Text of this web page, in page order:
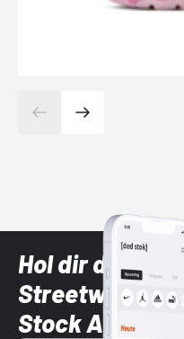
Hol dir die
Streetwear-
Stock App